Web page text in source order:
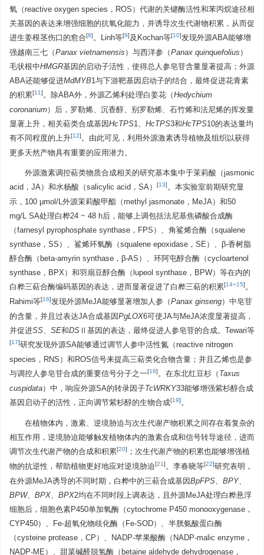
氧（reactive oxygen species，ROS）代谢的关键酶活性和苯丙烷途径相
关基因的表达来增强细胞的抗氧化能力，并诱导次生代谢物积累，从而促
进生姜根茎伤口的愈合[8]。Linh等[9]及Kochan等[10]发现外源ABA能够增
强越南三七（Panax vietnamensis ）与西洋参（Panax quinquefolius ）
毛状根中HMGR基因的启动子活性，使得总人参皂苷含量显著提高；外源
ABA还能够促进MdMYB1与下游靶基因启动子的结合，最终促进花青素
的积累[11]。除ABA外，外源乙烯利处理白姜花（Hedychium
coronarium）后，罗勒烯、沉香醇、别罗勒烯、石竹烯和法尼烯的挥发量
显著上升，相关萜类合成基因HcTPS1、 HcTPS3和HcTPS10的表达量均
有不同程度的上升[12]。由此可见，利用外源激素诱导植物及组织以获得
更多天然产物具有重要的应用潜力。
外源激素调控萜类物质合成相关的研究基本集中于茉莉酸（jasmonic
acid，JA）和水杨酸（salicylic acid，SA）
[13]。本实验室前期研究显
示，100 μmol/L外源茉莉酸甲酯（methyl jasmonate，MeJA）和50
mg/L SA处理白桦24 ~ 48 h后，能够上调包括法尼基焦磷酸合成酶
（farnesyl pyrophosphate synthase，FPS）、角鲨烯合酶（squalene
synthase，SS）、鲨烯环氧酶（squalene epoxidase，SE）、β-香树脂
醇合酶（beta-amyrin synthase，β-AS）、环阿屯醇合酶（cycloartenol
synthase，BPX）和羽扇豆醇合酶（lupeol synthase，BPW）等在内的
白桦三萜合酶编码基因的表达，进而显著促进了白桦三萜的积累[14−15]。
Rahimi等[16]发现外源MeJA能够显著增加人参（Panax ginseng）中皂苷
的含量，并且过表达JA合成基因PgLOX6可使JA与MeJA浓度显著提高，
并促进SS、 SE和DS Ⅱ基因的表达，最终促进人参皂苷的合成。Tewari等
[17]研究发现外源SA能够通过调节人参中活性氮（reactive nitrogen
species，RNS）和ROS信号来提高三萜类化合物含量；并且乙烯也是参
与调控人参皂苷合成的重要信号分子之一[18]。在东北红豆杉（ Taxus
cuspidata）中，响应外源SA的转录因子TcWRKY33能够增强紫杉醇合成
基因启动子的活性，正向调节紫杉醇的生物合成[19]。
在植物体内，激素、逆境胁迫与次生代谢产物积累之间存在着复杂的
相互作用，逆境胁迫能够触发植物体内的激素合成和信号转导途径，进而
调节次生代谢产物的合成和积累[20] ；次生代谢产物的积累也能够增强植
物的抗逆性，帮助植物更好地应对逆境胁迫[21]。李春晓等[22]研究表明，
在外源MeJA诱导的不同时期，白桦中的三萜合成基因BpFPS、BPY、
BPW、BPX、BPX2均在不同时段上调表达，且外源MeJA处理白桦悬浮
细胞后，细胞色素P450单加氧酶（cytochrome P450 monooxygenase，
CYP450）、Fe-超氧化物歧化酶（Fe-SOD）、半胱氨酸蛋白酶
（cysteine protease，CP）、NADP-苹果酸酶（NADP-malic enzyme，
NADP-ME）、甜菜碱醛脱氢酶（betaine aldehyde dehydrogenase，